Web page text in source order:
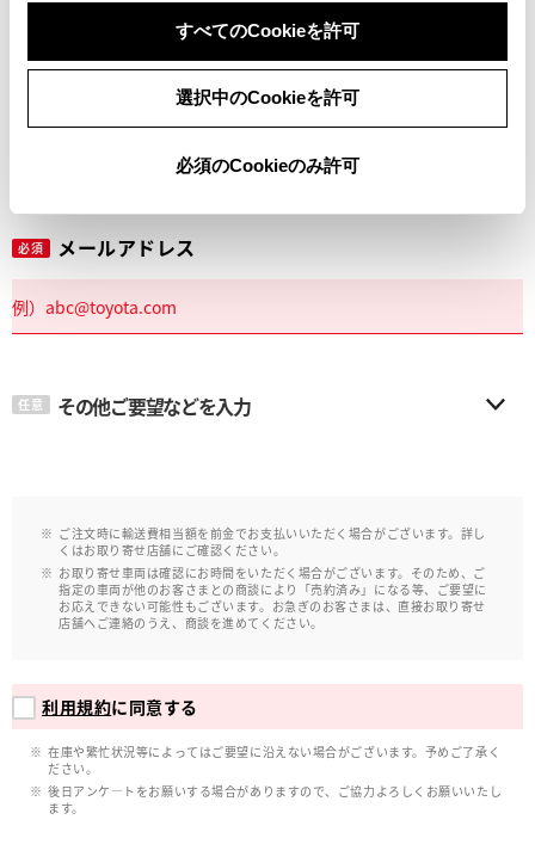
すべてのCookieを許可
選択中のCookieを許可
必須のCookieのみ許可
必須 メールアドレス
任意 その他ご要望などを入力
ご注文時に輸送費相当額を前金でお支払いいただく場合がございます。詳し
くはお取り寄せ店舗にご確認ください。
お取り寄せ車両は確認にお時間をいただく場合がございます。そのため、ご
指定の車両が他のお客さまとの商談により「売約済み」になる等、ご要望に
お応えできない可能性もございます。お急ぎのお客さまは、直接お取り寄せ
店舗へご連絡のうえ、商談を進めてください。
利用規約に同意する
在庫や繁忙状況等によってはご要望に沿えない場合がございます。予めご了承く
ださい。
後日アンケ―トをお願いする場合がありますので、ご協力よろしくお願いいたし
ます。